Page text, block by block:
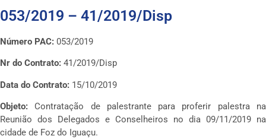
053/2019 – 41/2019/Disp
Número PAC: 053/2019
Nr do Contrato: 41/2019/Disp
Data do Contrato: 15/10/2019
Objeto: Contratação de palestrante para proferir palestra na
Reunião dos Delegados e Conselheiros no dia 09/11/2019 na
cidade de Foz do Iguaçu.